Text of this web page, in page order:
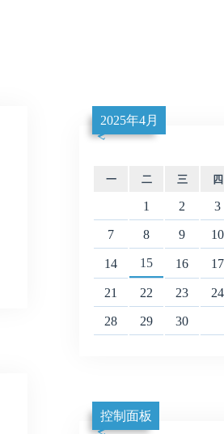
2025年4月
一 二 三 四
1 2 3
7 8 9 10
14 15 16 17
21 22 23 24
28 29 30
控制面板